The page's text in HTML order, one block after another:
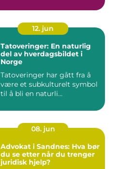
12. jun
Tatoveringer: En naturlig
del av hverdagsbildet i
Norge
Tatoveringer har gått fra å
være et subkulturelt symbol
til å bli en naturli...
08. jun
Advokat i Sandnes: Hva bør
du se etter når du trenger
juridisk hjelp?